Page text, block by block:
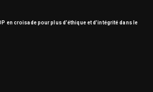
en croisade pour plus d’éthique et d’intégrité dans le